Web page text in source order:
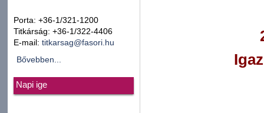
Porta: +36-1/321-1200
Titkárság: +36-1/322-4406
E-mail: titkarsag@fasori.hu
Bővebben...
Napi ige